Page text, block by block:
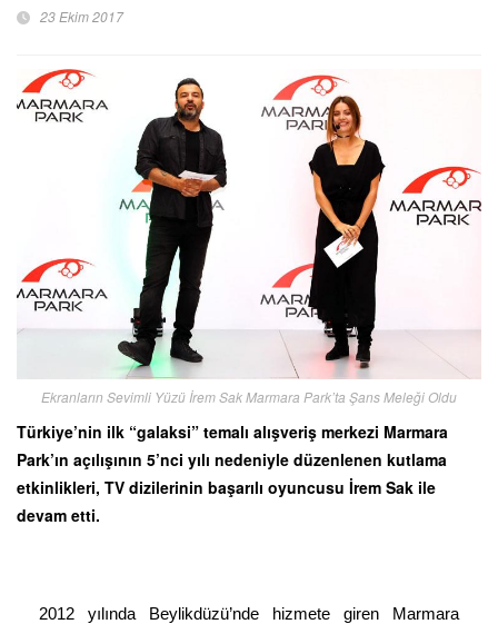
23 Ekim 2017
Ekranların Sevimli Yüzü İrem Sak Marmara Park’ta Şans Meleği Oldu
Türkiye’nin ilk “galaksi” temalı alışveriş merkezi Marmara
Park’ın açılışının 5’nci yılı nedeniyle düzenlenen kutlama
etkinlikleri, TV dizilerinin başarılı oyuncusu İrem Sak ile
devam etti.
2012 yılında Beylikdüzü’nde hizmete giren Marmara